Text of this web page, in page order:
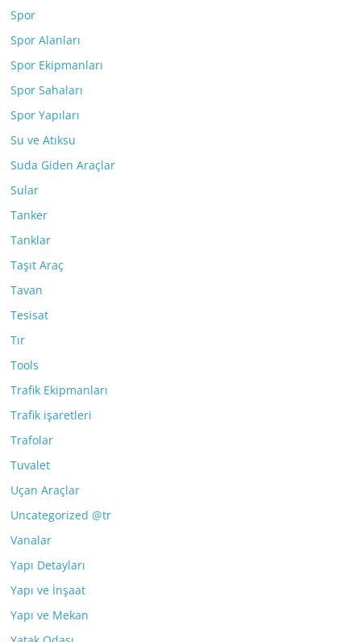
Spor
Spor Alanları
Spor Ekipmanları
Spor Sahaları
Spor Yapıları
Su ve Atıksu
Suda Giden Araçlar
Sular
Tanker
Tanklar
Taşıt Araç
Tavan
Tesisat
Tır
Tools
Trafik Ekipmanları
Trafik işaretleri
Trafolar
Tuvalet
Uçan Araçlar
Uncategorized @tr
Vanalar
Yapı Detayları
Yapı ve İnşaat
Yapı ve Mekan